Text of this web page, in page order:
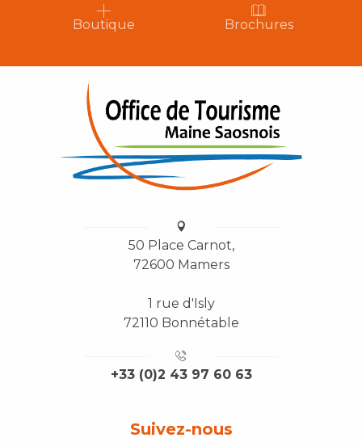
Boutique Brochures
50 Place Carnot,
72600 Mamers
1 rue d'Isly
72110 Bonnétable
+33 (0)2 43 97 60 63
Suivez-nous